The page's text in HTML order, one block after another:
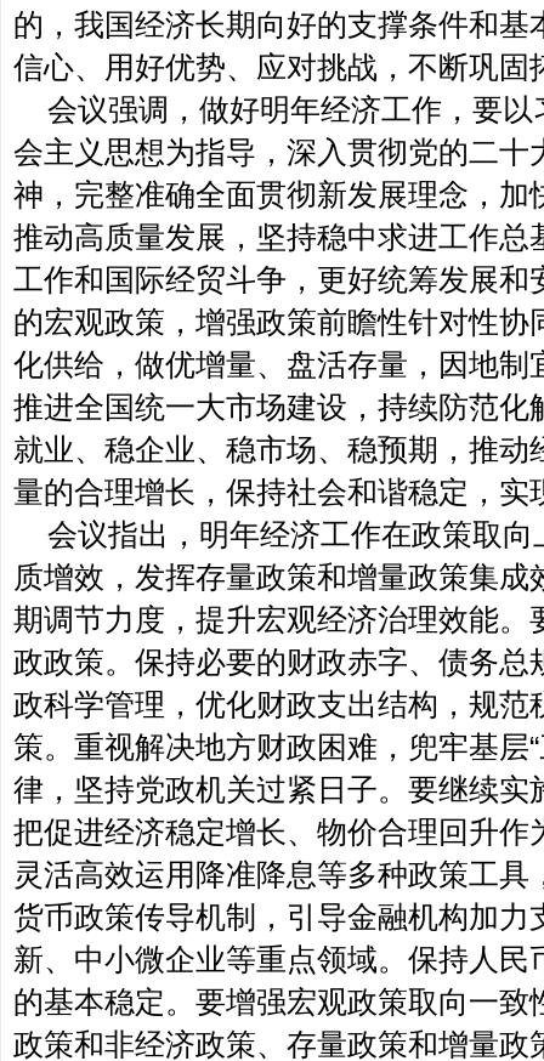
的，我国经济长期向好的支撑条件和基
信心、用好优势、应对挑战，不断巩固
会议强调，做好明年经济工作，要
会主义思想为指导，深入贯彻党的二十
神，完整准确全面贯彻新发展理念，加
推动高质量发展，坚持稳中求进工作总
工作和国际经贸斗争，更好统筹发展和
的宏观政策，增强政策前瞻性针对性协
化供给，做优增量、盘活存量，因地制
推进全国统一大市场建设，持续防范化
就业、稳企业、稳市场、稳预期，推动
量的合理增长，保持社会和谐稳定，实
会议指出，明年经济工作在政策取
质增效，发挥存量政策和增量政策集
期调节力度，提升宏观经济治理效能。
政政策。保持必要的财政赤字、债务总
政科学管理，优化财政支出结构，规范
策。重视解决地方财政困难，兜牢基层
律，坚持党政机关过紧日子。要继续实
把促进经济稳定增长、物价合理回升作
灵活高效运用降准降息等多种政策工
货币政策传导机制，引导金融机构加力
新、中小微企业等重点领域。保持人民
的基本稳定。要增强宏观政策取向一致
政策和非经济政策、存量政策和增量政